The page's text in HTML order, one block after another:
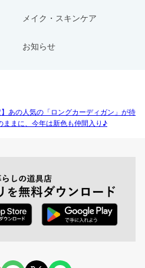
メイク・スキンケア
お知らせ
】あの人気の「ロングカーディガン」が待
ままに、今年は新色も仲間入り♪